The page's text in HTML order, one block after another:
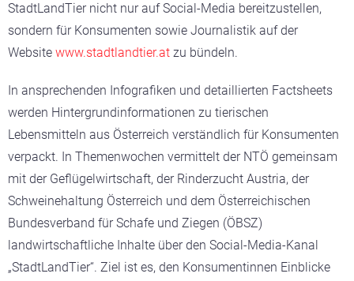
StadtLandTier nicht nur auf Social-Media bereitzustellen,
sondern für Konsumenten sowie Journalistik auf der
Website www.stadtlandtier.at zu bündeln.
In ansprechenden Infografiken und detaillierten Factsheets
werden Hintergrundinformationen zu tierischen
Lebensmitteln aus Österreich verständlich für Konsumenten
verpackt. In Themenwochen vermittelt der NTÖ gemeinsam
mit der Geflügelwirtschaft, der Rinderzucht Austria, der
Schweinehaltung Österreich und dem Österreichischen
Bundesverband für Schafe und Ziegen (ÖBSZ)
landwirtschaftliche Inhalte über den Social-Media-Kanal
„StadtLandTier“. Ziel ist es, den Konsumentinnen Einblicke